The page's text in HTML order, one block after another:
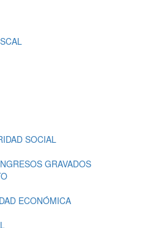
SOCIAL
GRAVADOS
ECONÓMICA